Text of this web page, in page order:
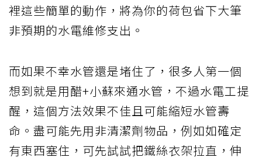
裡這些簡單的動作，將為你的荷包省下大筆
非預期的水電維修支出。
而如果不幸水管還是堵住了，很多人第一個
想到就是用醋+小蘇來通水管，不過水電工提
醒，這個方法效果不佳且可能縮短水管壽
命。盡可能先用非清潔劑物品，例如如確定
有東西塞住，可先試試把鐵絲衣架拉直，伸